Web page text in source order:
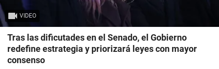
VIDEO
Tras las dificutades en el Senado, el Gobierno
redefine estrategia y priorizará leyes con mayor
consenso